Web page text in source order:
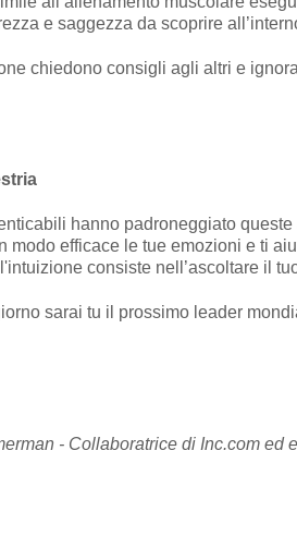
e saggezza da scoprire
chiedono consigli agli altri e
hanno padroneggiato
modo efficace le tue emozioni e ti
consiste nell’ascoltare il
sarai tu il prossimo leader
- Collaboratrice di Inc.com ed